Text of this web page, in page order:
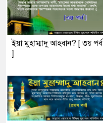
ইয়া মুহাম্মাদু আহবান? [ ৩য় পর্ব
]